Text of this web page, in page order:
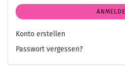
Konto erstellen
Passwort vergessen?